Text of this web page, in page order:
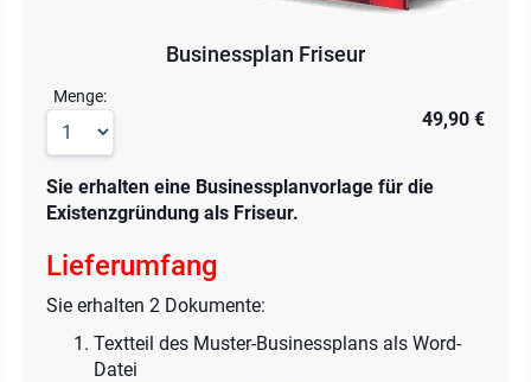
Businessplan Friseur
Menge:
49,90 €
Sie erhalten eine Businessplanvorlage für die
Existenzgründung als Friseur.
Lieferumfang
Sie erhalten 2 Dokumente:
Textteil des Muster-Businessplans als Word-
Datei